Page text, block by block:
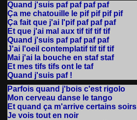
Quand j'suis paf paf paf paf
Ça me chatouille le pif pif pif pif
Ça fait que j'ai l'pif paf paf paf
Et que j'ai mal aux tif tif tif tif
Quand j'suis paf paf paf paf
J'ai l'oeil contemplatif tif tif tif
Mai j'ai la bouche en staf staf
Et mes tifs tifs ont le taf
Quand j'suis paf !
Parfois quand j'bois c'est rigolo
Mon cerveau danse le tango
Et quand ça m'arrive certains soirs
Je vois tout en noir